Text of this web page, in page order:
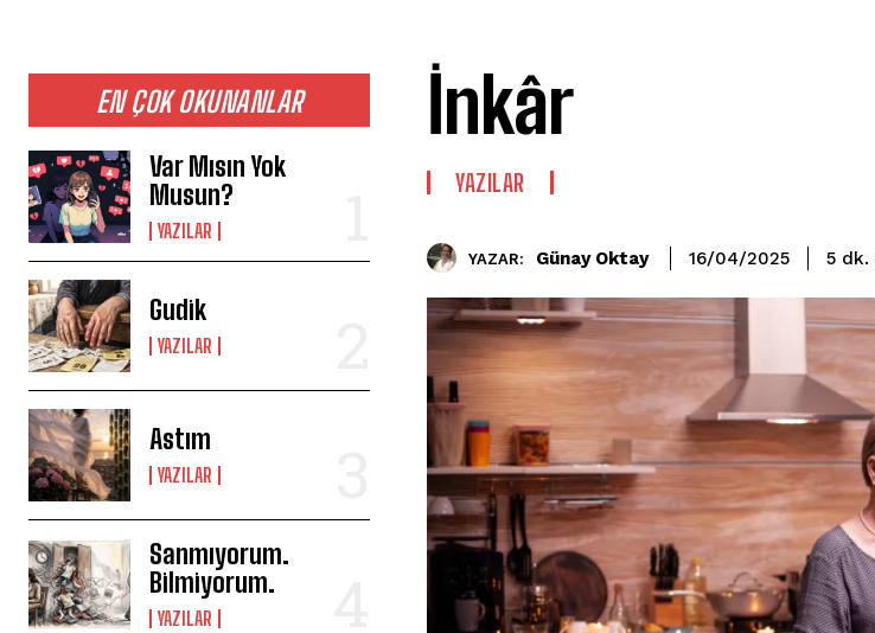
EN ÇOK OKUNANLAR
Var Mısın Yok
Musun?
YAZILAR
Gudik
YAZILAR
Astım
YAZILAR
Sanmıyorum.
Bilmiyorum.
YAZILAR
İnkâr
YAZILAR
YAZAR: Günay Oktay 16/04/2025 5 dk.